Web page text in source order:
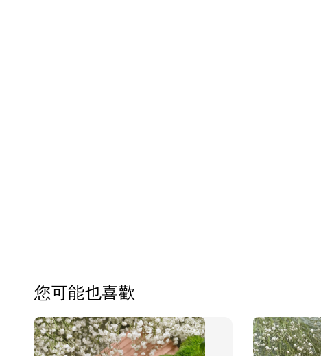
您可能也喜歡